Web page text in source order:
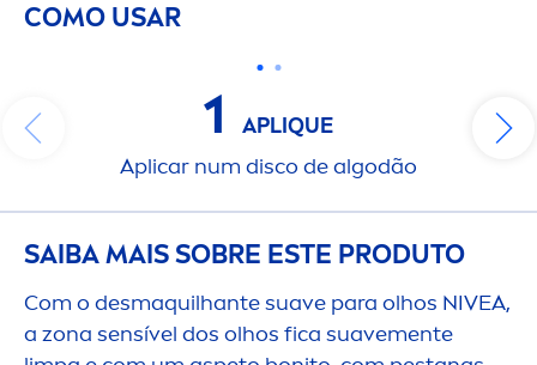
COMO USAR
1 APLIQUE
Aplicar num disco de algodão
SAIBA MAIS SOBRE ESTE PRODUTO
Com o desmaquilhante suave para olhos NIVEA,
a zona sensível dos olhos fica suavemente